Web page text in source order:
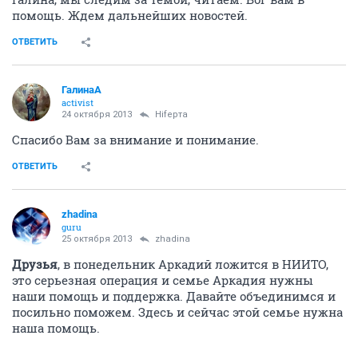
помощь. Ждем дальнейших новостей.
ОТВЕТИТЬ
ГалинаА
activist
24 октября 2013 Нifерта
Спасибо Вам за внимание и понимание.
ОТВЕТИТЬ
zhadina
guru
25 октября 2013 zhadina
Друзья, в понедельник Аркадий ложится в НИИТО,
это серьезная операция и семье Аркадия нужны
наши помощь и поддержка. Давайте объединимся и
посильно поможем. Здесь и сейчас этой семье нужна
наша помощь.